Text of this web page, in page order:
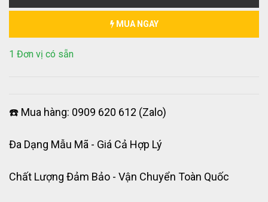
MUA NGAY
1 Đơn vị có sẵn
☎️ Mua hàng: 0909 620 612 (Zalo)
Đa Dạng Mẫu Mã - Giá Cả Hợp Lý
Chất Lượng Đảm Bảo - Vận Chuyển Toàn Quốc